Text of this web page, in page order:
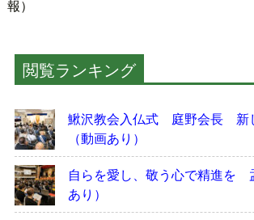
報）
閲覧ランキング
鰍沢教会入仏式 庭野会長 新
（動画あり）
自らを愛し、敬う心で精進を
あり）